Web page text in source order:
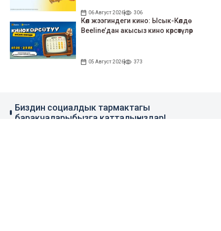
06 Август 2026 306
Көл жээгиндеги кино: Ысык-Көлдө
Beeline’дан акысыз кино көрсөтүлөр
05 Август 2026 373
Биздин социалдык тармактагы
баракчаларыбызга катталыңыздар!